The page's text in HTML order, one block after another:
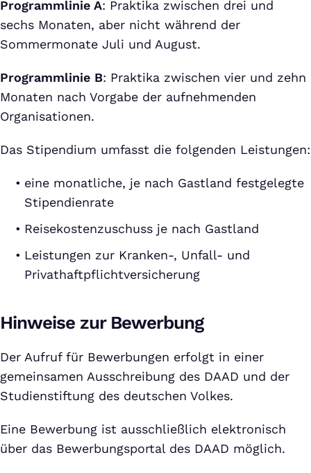
Programmlinie A: Praktika zwischen drei und
sechs Monaten, aber nicht während der
Sommermonate Juli und August.
Programmlinie B: Praktika zwischen vier und zehn
Monaten nach Vorgabe der aufnehmenden
Organisationen.
Das Stipendium umfasst die folgenden Leistungen:
eine monatliche, je nach Gastland festgelegte
Stipendienrate
Reisekostenzuschuss je nach Gastland
Leistungen zur Kranken-, Unfall- und
Privathaftpflichtversicherung
Hinweise zur Bewerbung
Der Aufruf für Bewerbungen erfolgt in einer
gemeinsamen Ausschreibung des DAAD und der
Studienstiftung des deutschen Volkes.
Eine Bewerbung ist ausschließlich elektronisch
über das Bewerbungsportal des DAAD möglich.